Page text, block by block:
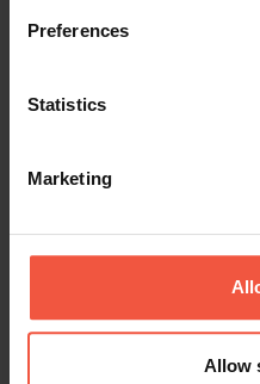
Preferences
Statistics
Marketing
Allow
bringt Sie ebenfalls
der Städte. Genießen
Sie im Whirlpool (nicht
Der Reise-/
Nordlicht-
Ihrer Kabine anstellen
Es gibt verschiedene
z.B. die NorwayLights
Bitte beachten Sie, dass
garantiert werden können.